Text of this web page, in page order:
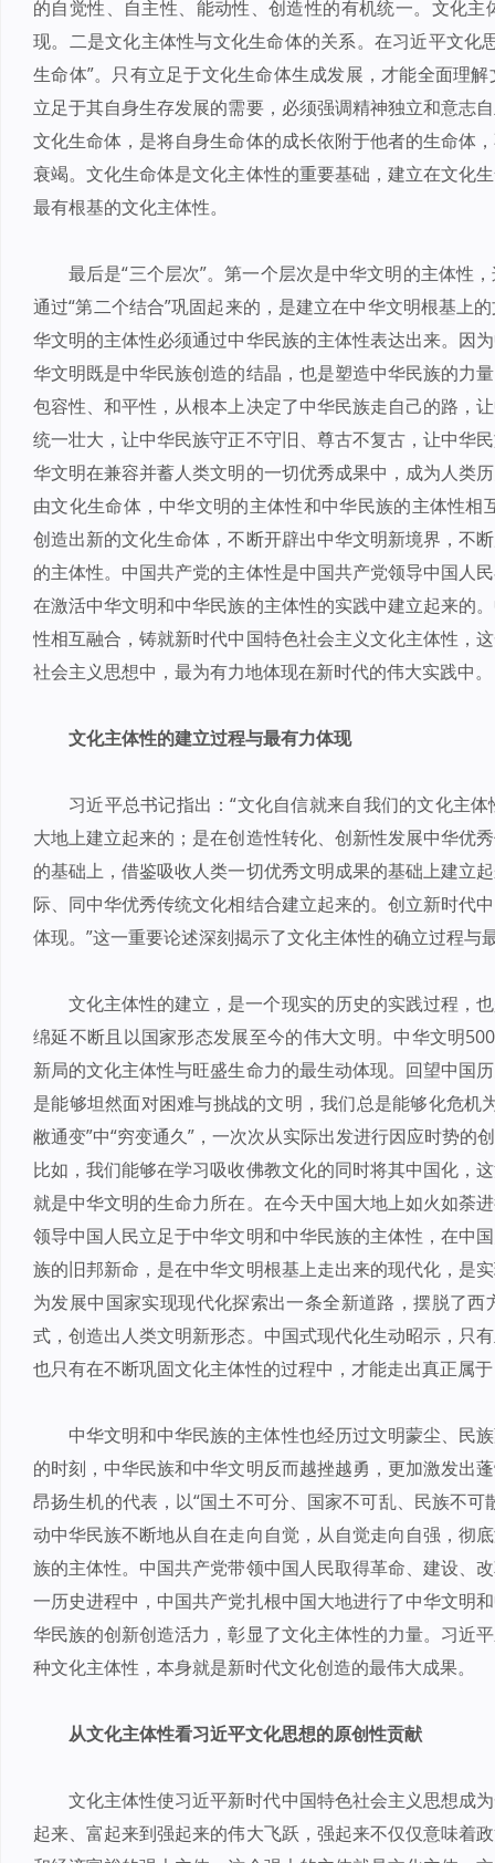
的自觉性、自主性、能动性、创造性的有机统一。文化
现。二是文化主体性与文化生命体的关系。在习近平文化
生命体”。只有立足于文化生命体生成发展，才能全面理
立足于其自身生存发展的需要，必须强调精神独立和意志
文化生命体，是将自身生命体的成长依附于他者的生命体
衰竭。文化生命体是文化主体性的重要基础，建立在文化
最有根基的文化主体性。
最后是“三个层次”。第一个层次是中华文明的主体性
通过“第二个结合”巩固起来的，是建立在中华文明根基上
华文明的主体性必须通过中华民族的主体性表达出来。因
华文明既是中华民族创造的结晶，也是塑造中华民族的力
包容性、和平性，从根本上决定了中华民族走自己的路，
统一壮大，让中华民族守正不守旧、尊古不复古，让中华
华文明在兼容并蓄人类文明的一切优秀成果中，成为人类
由文化生命体，中华文明的主体性和中华民族的主体性
创造出新的文化生命体，不断开辟出中华文明新境界，不
的主体性。中国共产党的主体性是中国共产党领导中国人
在激活中华文明和中华民族的主体性的实践中建立起来的
性相互融合，铸就新时代中国特色社会主义文化主体性，
社会主义思想中，最为有力地体现在新时代的伟大实践中。
文化主体性的建立过程与最有力体现
习近平总书记指出：“文化自信就来自我们的文化主
大地上建立起来的；是在创造性转化、创新性发展中华优
的基础上，借鉴吸收人类一切优秀文明成果的基础上建立
际、同中华优秀传统文化相结合建立起来的。创立新时代
体现。”这一重要论述深刻揭示了文化主体性的确立过程与
文化主体性的建立，是一个现实的历史的实践过程，
绵延不断且以国家形态发展至今的伟大文明。中华文明
新局的文化主体性与旺盛生命力的最生动体现。回望中国
是能够坦然面对困难与挑战的文明，我们总是能够化危机
敝通变”中“穷变通久”，一次次从实际出发进行因应时势
比如，我们能够在学习吸收佛教文化的同时将其中国化，
就是中华文明的生命力所在。在今天中国大地上如火如荼
领导中国人民立足于中华文明和中华民族的主体性，在中
族的旧邦新命，是在中华文明根基上走出来的现代化，是
为发展中国家实现现代化探索出一条全新道路，摆脱了
式，创造出人类文明新形态。中国式现代化生动昭示，只
也只有在不断巩固文化主体性的过程中，才能走出真正属
中华文明和中华民族的主体性也经历过文明蒙尘、民
的时刻，中华民族和中华文明反而越挫越勇，更加激发出
昂扬生机的代表，以“国土不可分、国家不可乱、民族不
动中华民族不断地从自在走向自觉，从自觉走向自强，彻
族的主体性。中国共产党带领中国人民取得革命、建设、
一历史进程中，中国共产党扎根中国大地进行了中华文明
华民族的创新创造活力，彰显了文化主体性的力量。习近
种文化主体性，本身就是新时代文化创造的最伟大成果。
从文化主体性看习近平文化思想的原创性贡献
文化主体性使习近平新时代中国特色社会主义思想成
起来、富起来到强起来的伟大飞跃，强起来不仅仅意味着